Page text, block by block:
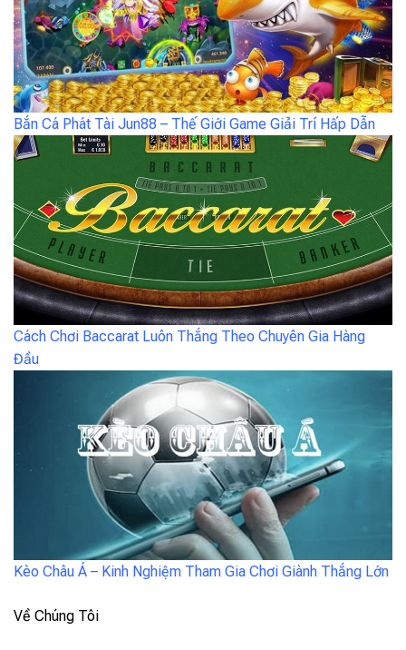
Bắn Cá Phát Tài Jun88 – Thế Giới Game Giải Trí Hấp Dẫn
Cách Chơi Baccarat Luôn Thắng Theo Chuyên Gia Hàng
Đầu
Kèo Châu Á – Kinh Nghiệm Tham Gia Chơi Giành Thắng Lớn
Về Chúng Tôi